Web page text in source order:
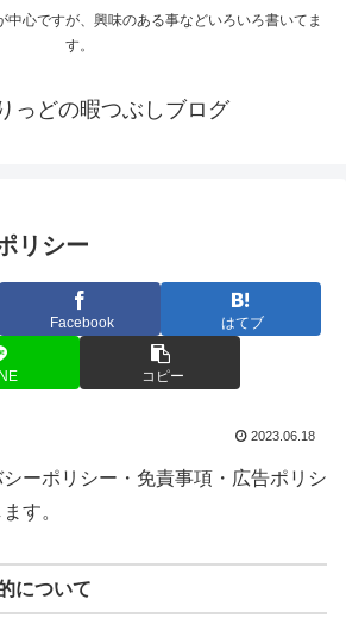
中心ですが、興味のある事などいろいろ書いてま
す。
っどの暇つぶしブログ
リシー
Facebook はてブ
コピー
2023.06.18
ーポリシー・免責事項・広告ポリシ
す。
について